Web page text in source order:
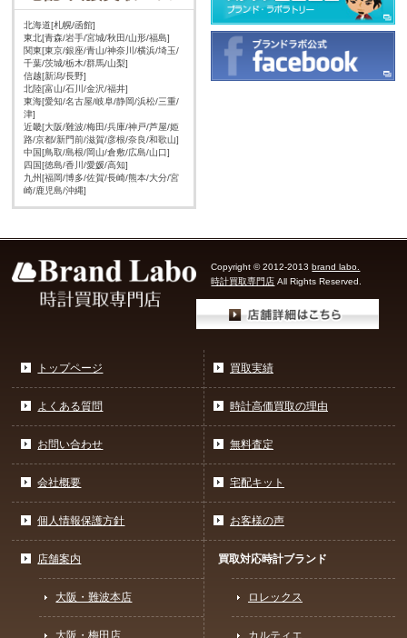
北海道[札幌/函館]
東北[青森/岩手/宮城/秋田/山形/福島]
関東[東京/銀座/青山/神奈川/横浜/埼玉/
千葉/茨城/栃木/群馬/山梨]
信越[新潟/長野]
北陸[富山/石川/金沢/福井]
東海[愛知/名古屋/岐阜/静岡/浜松/三重/
津]
近畿[大阪/難波/梅田/兵庫/神戸/芦屋/姫
路/京都/新門前/滋賀/彦根/奈良/和歌山]
中国[鳥取/島根/岡山/倉敷/広島/山口]
四国[徳島/香川/愛媛/高知]
九州[福岡/博多/佐賀/長崎/熊本/大分/宮
崎/鹿児島/沖縄]
Copyright © 2012-2013brand labo.
時計買取専門店 All Rights Reserved.
トップページ
よくある質問
お問い合わせ
会社概要
個人情報保護方針
買取実績
時計高価買取の理由
無料査定
宅配キット
お客様の声
店舗案内
大阪・難波本店
買取対応時計ブランド
ロレックス